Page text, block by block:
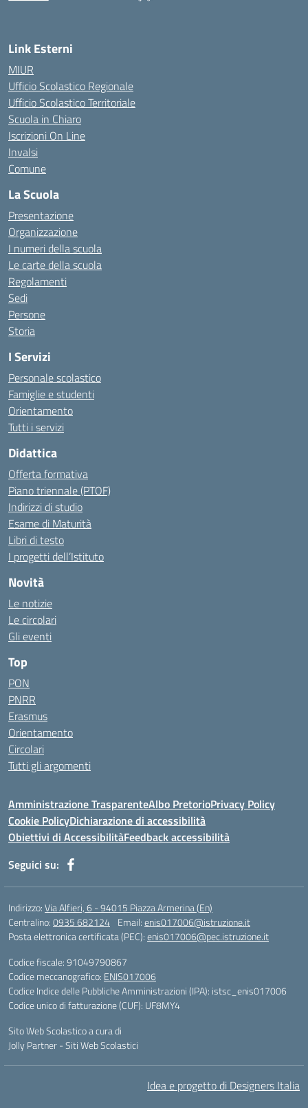
Link Esterni
MIUR
Ufficio Scolastico Regionale
Ufficio Scolastico Territoriale
Scuola in Chiaro
Iscrizioni On Line
Invalsi
Comune
La Scuola
Presentazione
Organizzazione
I numeri della scuola
Le carte della scuola
Regolamenti
Sedi
Persone
Storia
I Servizi
Personale scolastico
Famiglie e studenti
Orientamento
Tutti i servizi
Didattica
Offerta formativa
Piano triennale (PTOF)
Indirizzi di studio
Esame di Maturità
Libri di testo
I progetti dell’Istituto
Novità
Le notizie
Le circolari
Gli eventi
Top
PON
PNRR
Erasmus
Orientamento
Circolari
Tutti gli argomenti
Amministrazione TrasparenteAlbo PretorioPrivacy Policy
Cookie PolicyDichiarazione di accessibilità
Obiettivi di AccessibilitàFeedback accessibilità
Seguici su:
Indirizzo:Via Alfieri, 6 - 94015 Piazza Armerina (En)
Centralino:0935 682124 Email:enis017006@istruzione.it
Posta elettronica certificata (PEC):enis017006@pec.istruzione.it
Codice fiscale: 91049790867
Codice meccanografico: ENIS017006
Codice Indice delle Pubbliche Amministrazioni (IPA): istsc_enis017006
Codice unico di fatturazione (CUF): UF8MY4
Sito Web Scolastico a cura di
Jolly Partner - Siti Web Scolastici
Idea e progetto di Designers Italia